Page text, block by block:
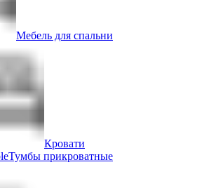
Мебель для спальни
Кровати
Тумбы прикроватные